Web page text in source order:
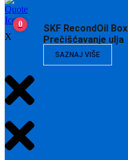
SKF RecondOil Box
Prečišćavanje ulja
SAZNAJ VIŠE
0
X